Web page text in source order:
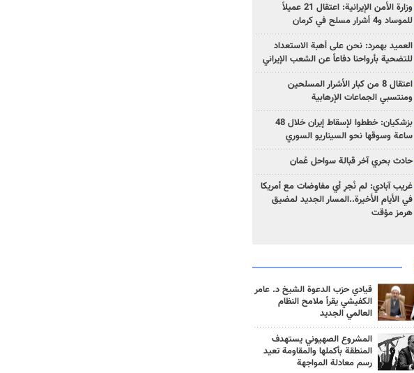
وزارة الأمن الإيرانية: اعتقال 21 عميلاً
للموساد و4 أشرار مسلح في كرمان
العميد بهمرد: نحن على أهبة الاستعداد
للتضحية بأرواحنا دفاعاً عن الشعب الإيراني
اعتقال 8 من كبار الأشرار المسلحين
ومنتسبي الجماعات الإرهابية
بزشكيان: خططوا لإسقاط إيران خلال 48
ساعة وسوقها نحو السيناريو السوري
حادث بحري آخر قبالة سواحل عُمان
غريب آبادي: لم نُجرِ أي مفاوضات مع أمريكا
في الأيام الأخيرة..المسار الجديد لمضيق
هرمز مؤقت
قيادي حزب الدعوة الشيخ د. عامر
الكفيشي يقرأ ملامح النظام
العالمي الجديد
المشروع الصهيوني يستهدف
المنطقة بأكملها والمقاومة تعيد
رسم معادلة المواجهة